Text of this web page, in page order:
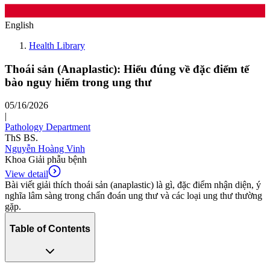
English
Health Library
Thoái sản (Anaplastic): Hiểu đúng về đặc điểm tế
bào nguy hiểm trong ung thư
05/16/2026
|
Pathology Department
ThS BS.
Nguyễn Hoàng Vinh
Khoa Giải phẫu bệnh
View detail
Bài viết giải thích thoái sản (anaplastic) là gì, đặc điểm nhận diện, ý
nghĩa lâm sàng trong chẩn đoán ung thư và các loại ung thư thường
gặp.
Table of Contents